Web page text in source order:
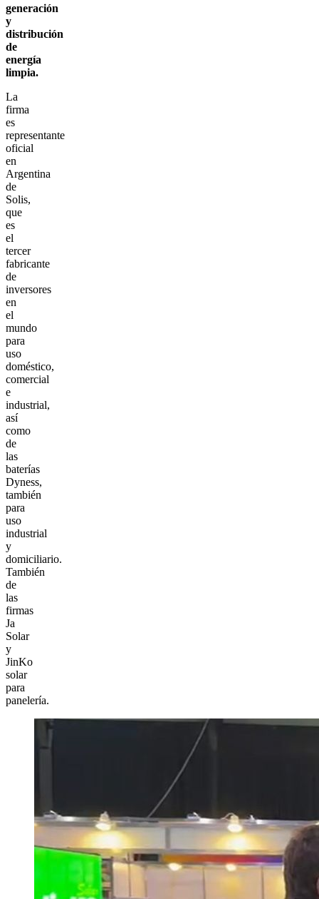
generación
y
distribución
de
energía
limpia.
La
firma
es
representante
oficial
en
Argentina
de
Solis,
que
es
el
tercer
fabricante
de
inversores
en
el
mundo
para
uso
doméstico,
comercial
e
industrial,
así
como
de
las
baterías
Dyness,
también
para
uso
industrial
y
domiciliario.
También
de
las
firmas
Ja
Solar
y
JinKo
solar
para
panelería.